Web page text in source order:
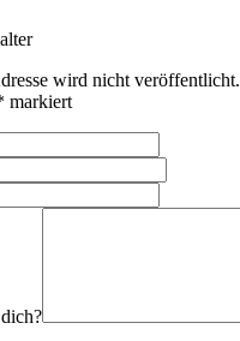
wird nicht veröffentlicht.
markiert